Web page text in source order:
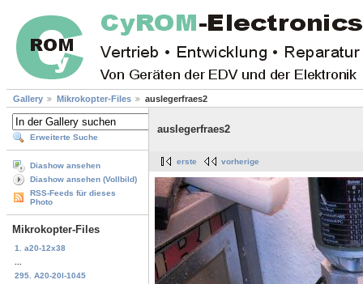
Gallery Mikrokopter-Files auslegerfraes2
Erweiterte Suche
Diashow ansehen
Diashow ansehen (Vollbild)
RSS-Feeds für dieses
Photo
Mikrokopter-Files
1. a20-12x38
295. A20-20l-1045
auslegerfraes2
erste vorherige